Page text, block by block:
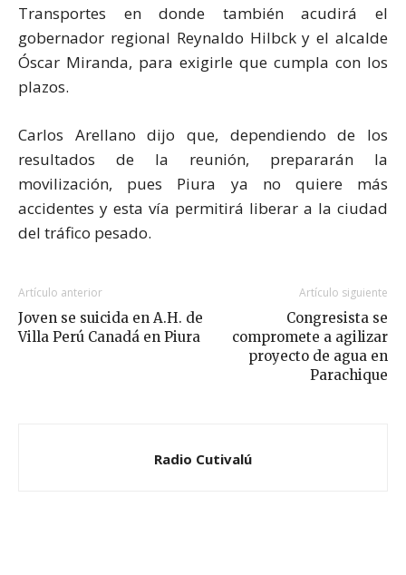
Transportes en donde también acudirá el
gobernador regional Reynaldo Hilbck y el alcalde
Óscar Miranda, para exigirle que cumpla con los
plazos.
Carlos Arellano dijo que, dependiendo de los
resultados de la reunión, prepararán la
movilización, pues Piura ya no quiere más
accidentes y esta vía permitirá liberar a la ciudad
del tráfico pesado.
Artículo anterior
Joven se suicida en A.H. de
Villa Perú Canadá en Piura
Artículo siguiente
Congresista se
compromete a agilizar
proyecto de agua en
Parachique
Radio Cutivalú